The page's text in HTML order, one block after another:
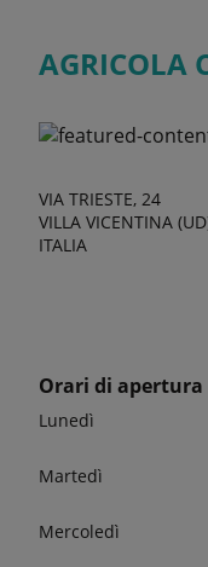
AGRICOLA
VIA TRIESTE, 24
VILLA VICENTINA
ITALIA
Orari di apertura
Lunedì
Martedì
Mercoledì